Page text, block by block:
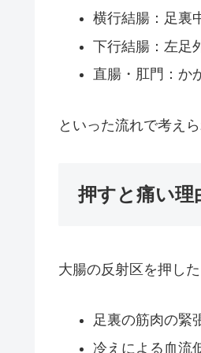
横行結腸：足裏
下行結腸：左足
直腸・肛門：か
といった流れで考えら
押すと痛い理
大腸の反射区を押し
足裏の筋肉の緊
冷えによる血流